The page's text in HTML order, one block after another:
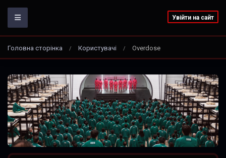
Увійти на сайт
Головна сторінка / Користувачі / Overdose